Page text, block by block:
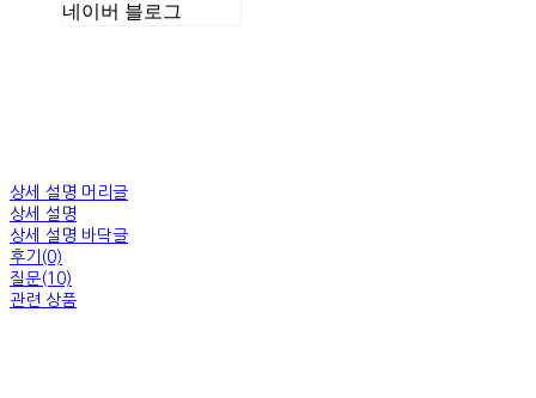
네이버 블로그
상세 설명 머리글
상세 설명
상세 설명 바닥글
후기(0)
질문(10)
관련 상품